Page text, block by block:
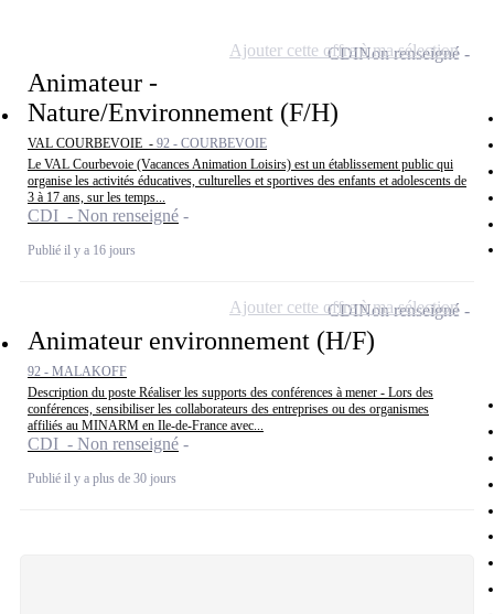
Animateur -
Nature/Environnement (F/H)
VAL COURBEVOIE - 92 - COURBEVOIE
Le VAL Courbevoie (Vacances Animation Loisirs) est un établissement public qui
organise les activités éducatives, culturelles et sportives des enfants et adolescents de
3 à 17 ans, sur les temps...
CDI - Non renseigné
Publié il y a 16 jours
CDINon renseigné
Ajouter cette offre à ma sélection
Animateur environnement (H/F)
92 - MALAKOFF
Description du poste Réaliser les supports des conférences à mener - Lors des
conférences, sensibiliser les collaborateurs des entreprises ou des organismes
affiliés au MINARM en Ile-de-France avec...
CDI - Non renseigné
Publié il y a plus de 30 jours
CDINon renseigné
Ajouter cette offre à ma sélection